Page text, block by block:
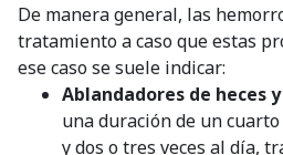
De manera general, las
tratamiento a caso que estas
ese caso se suele indicar:
Ablandadores de heces
una duración de un
y dos o tres veces al día,